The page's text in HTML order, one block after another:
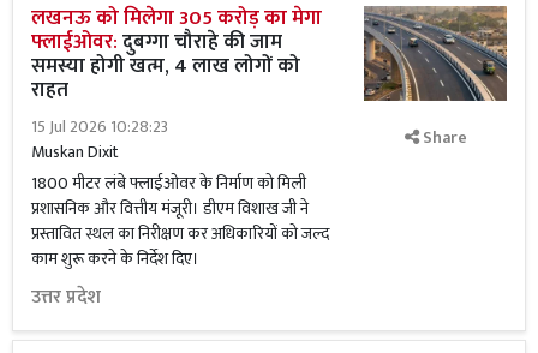
लखनऊ को मिलेगा 305 करोड़ का मेगा
फ्लाईओवर:दुबग्गा चौराहे की जाम
समस्या होगी खत्म, 4 लाख लोगों को
राहत
15 Jul 2026 10:28:23
Muskan Dixit
1800 मीटर लंबे फ्लाईओवर के निर्माण को मिली
प्रशासनिक और वित्तीय मंजूरी। डीएम विशाख जी ने
प्रस्तावित स्थल का निरीक्षण कर अधिकारियों को जल्द
काम शुरू करने के निर्देश दिए।
उत्तर प्रदेश
Share